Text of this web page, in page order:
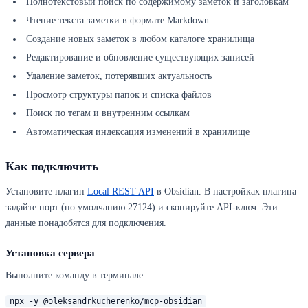
Чтение текста заметки в формате Markdown
Создание новых заметок в любом каталоге хранилища
Редактирование и обновление существующих записей
Удаление заметок, потерявших актуальность
Просмотр структуры папок и списка файлов
Поиск по тегам и внутренним ссылкам
Автоматическая индексация изменений в хранилище
Как подключить
Установите плагин Local REST API в Obsidian. В настройках плагина
задайте порт (по умолчанию 27124) и скопируйте API-ключ. Эти
данные понадобятся для подключения.
Установка сервера
Выполните команду в терминале:
npx -y @oleksandrkucherenko/mcp-obsidian